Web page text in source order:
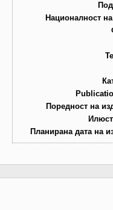
Националност
Поредност на
Планирана дата на